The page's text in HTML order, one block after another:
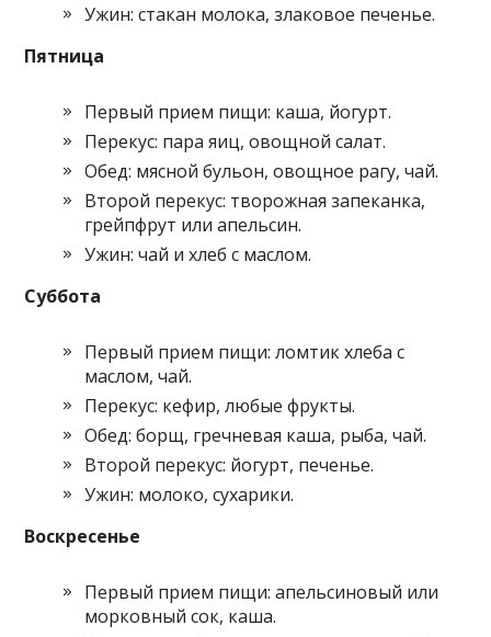
Ужин: стакан молока, злаковое печенье.
Пятница
Первый прием пищи: каша, йогурт.
Перекус: пара яиц, овощной салат.
Обед: мясной бульон, овощное рагу, чай.
Второй перекус: творожная запеканка,
грейпфрут или апельсин.
Ужин: чай и хлеб с маслом.
Суббота
Первый прием пищи: ломтик хлеба с
маслом, чай.
Перекус: кефир, любые фрукты.
Обед: борщ, гречневая каша, рыба, чай.
Второй перекус: йогурт, печенье.
Ужин: молоко, сухарики.
Воскресенье
Первый прием пищи: апельсиновый или
морковный сок, каша.